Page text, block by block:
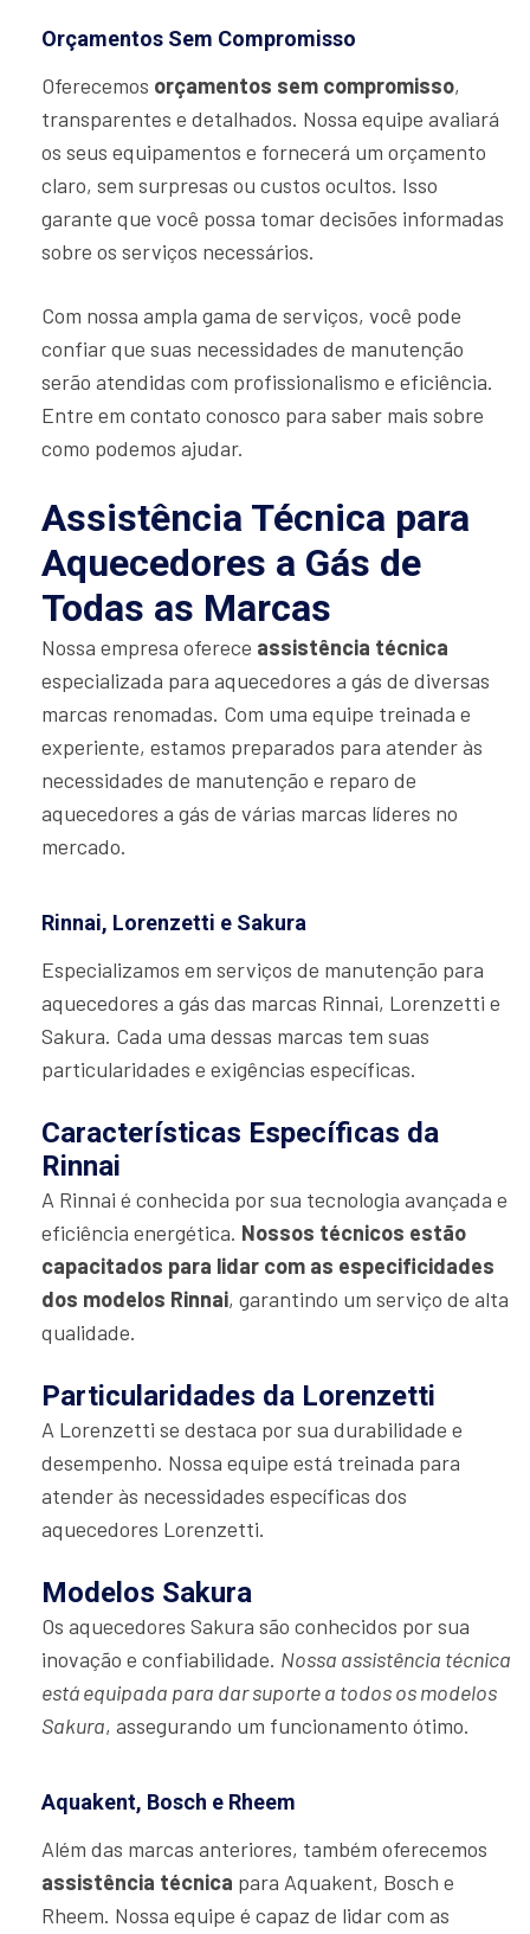
Orçamentos Sem Compromisso
Oferecemos orçamentos sem compromisso,
transparentes e detalhados. Nossa equipe avaliará
os seus equipamentos e fornecerá um orçamento
claro, sem surpresas ou custos ocultos. Isso
garante que você possa tomar decisões informadas
sobre os serviços necessários.
Com nossa ampla gama de serviços, você pode
confiar que suas necessidades de manutenção
serão atendidas com profissionalismo e eficiência.
Entre em contato conosco para saber mais sobre
como podemos ajudar.
Assistência Técnica para
Aquecedores a Gás de
Todas as Marcas
Nossa empresa oferece assistência técnica
especializada para aquecedores a gás de diversas
marcas renomadas. Com uma equipe treinada e
experiente, estamos preparados para atender às
necessidades de manutenção e reparo de
aquecedores a gás de várias marcas líderes no
mercado.
Rinnai, Lorenzetti e Sakura
Especializamos em serviços de manutenção para
aquecedores a gás das marcas Rinnai, Lorenzetti e
Sakura. Cada uma dessas marcas tem suas
particularidades e exigências específicas.
Características Específicas da
Rinnai
A Rinnai é conhecida por sua tecnologia avançada e
eficiência energética. Nossos técnicos estão
capacitados para lidar com as especificidades
dos modelos Rinnai, garantindo um serviço de alta
qualidade.
Particularidades da Lorenzetti
A Lorenzetti se destaca por sua durabilidade e
desempenho. Nossa equipe está treinada para
atender às necessidades específicas dos
aquecedores Lorenzetti.
Modelos Sakura
Os aquecedores Sakura são conhecidos por sua
inovação e confiabilidade. Nossa assistência técnica
está equipada para dar suporte a todos os modelos
Sakura, assegurando um funcionamento ótimo.
Aquakent, Bosch e Rheem
Além das marcas anteriores, também oferecemos
assistência técnica para Aquakent, Bosch e
Rheem. Nossa equipe é capaz de lidar com as